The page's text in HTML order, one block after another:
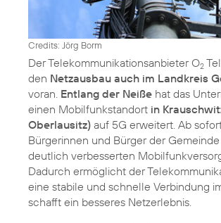
Credits: Jörg Borm
Der Telekommunikationsanbieter O2
den Netzausbau auch im Landkreis
voran. Entlang der Neiße hat das
einen Mobilfunkstandort in
Oberlausitz) auf 5G erweitert. Ab
Bürgerinnen und Bürger der
deutlich verbesserten
Dadurch ermöglicht der
eine stabile und schnelle Verbindung
schafft ein besseres Netzerlebnis.